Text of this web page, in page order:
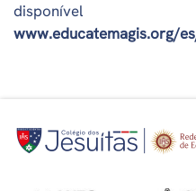
www.educatemagis.org/